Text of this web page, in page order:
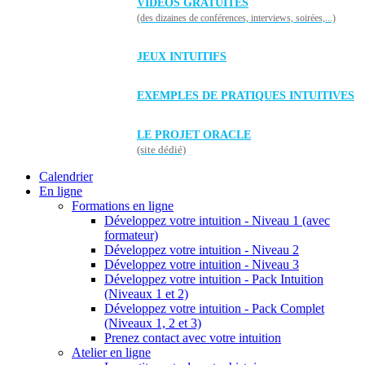
VIDÉOS GRATUITES
(des dizaines de conférences, interviews, soirées,...)
JEUX INTUITIFS
EXEMPLES DE PRATIQUES INTUITIVES
LE PROJET ORACLE
(site dédié)
Calendrier
En ligne
Formations en ligne
Développez votre intuition - Niveau 1 (avec
formateur)
Développez votre intuition - Niveau 2
Développez votre intuition - Niveau 3
Développez votre intuition - Pack Intuition
(Niveaux 1 et 2)
Développez votre intuition - Pack Complet
(Niveaux 1, 2 et 3)
Prenez contact avec votre intuition
Atelier en ligne